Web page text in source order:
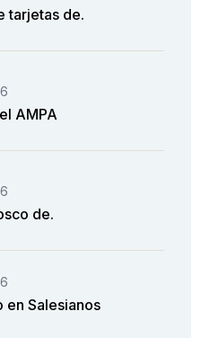
tarjetas de.
AMPA
de.
en Salesianos